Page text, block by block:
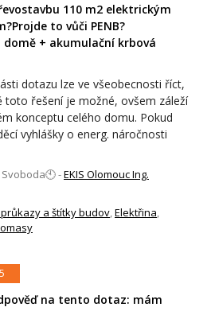
110 m2 elektrickým
to vůči PENB?
domě + akumulační krbová
dotazu lze ve všeobecnosti říct,
toto řešení je možné, ovšem záleží
konceptu celého domu. Pokud
vyhlášky o energ. náročnosti
-EKIS Olomouc Ing.
a štítky budov,Elektřina,
na tento dotaz: mám